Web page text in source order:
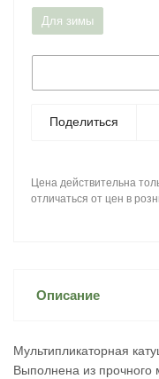
Для зимы
Поделиться
Цена действительна
отличаться от цен в
Описание
Мультипликаторная
Выполнена из прочного